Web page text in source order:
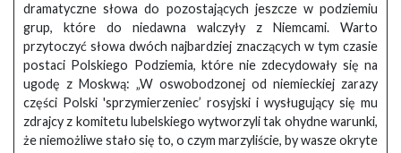
dramatyczne słowa do pozostających jeszcze w podziemiu
grup, które do niedawna walczyły z Niemcami. Warto
przytoczyć słowa dwóch najbardziej znaczących w tym czasie
postaci Polskiego Podziemia, które nie zdecydowały się na
ugodę z Moskwą: „W oswobodzonej od niemieckiej zarazy
części Polski 'sprzymierzeniec’ rosyjski i wysługujący się mu
zdrajcy z komitetu lubelskiego wytworzyli tak ohydne warunki,
że niemożliwe stało się to, o czym marzyliście, by wasze okryte